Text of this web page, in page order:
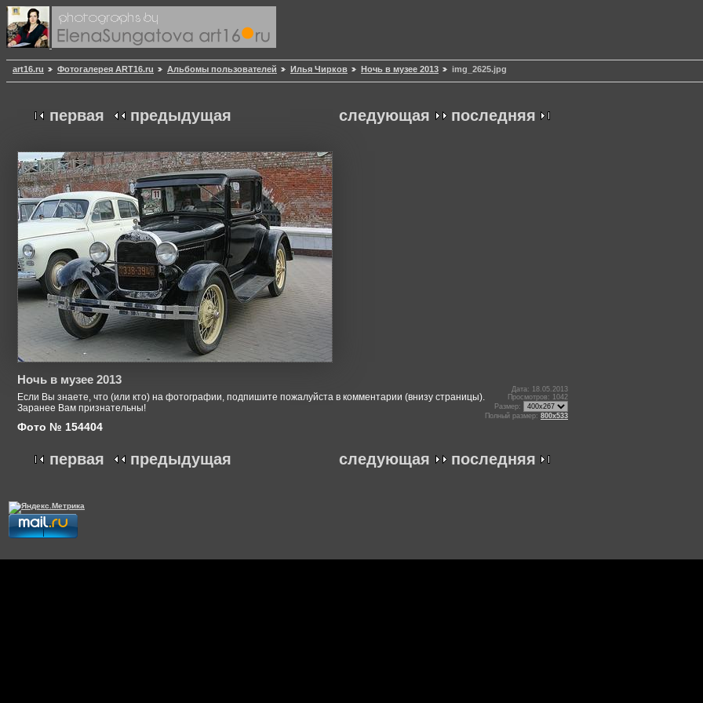
art16.ru Фотогалерея ART16.ru Альбомы пользователей Илья Чирков Ночь в музее 2013 img_2625.jpg
следующая последняя
первая предыдущая
Ночь в музее 2013
Если Вы знаете, что (или кто) на фотографии, подпишите пожалуйста в комментарии (внизу страницы).
Заранее Вам признательны!
Фото № 154404
Дата: 18.05.2013
Просмотров: 1042
Размер:
Полный размер: 800x533
следующая последняя
первая предыдущая